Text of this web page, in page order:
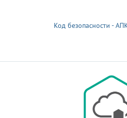
Код безопасности -